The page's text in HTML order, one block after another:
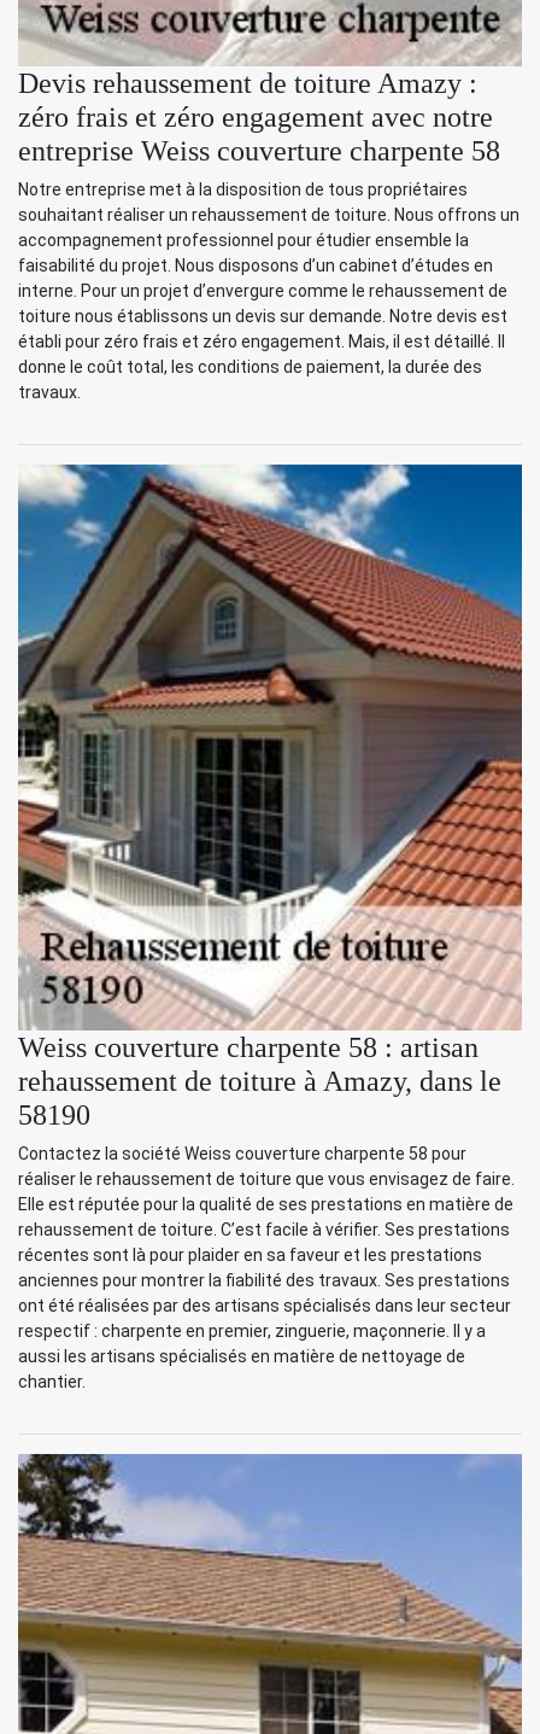
Devis rehaussement de toiture Amazy :
zéro frais et zéro engagement avec notre
entreprise Weiss couverture charpente 58
Notre entreprise met à la disposition de tous propriétaires
souhaitant réaliser un rehaussement de toiture. Nous offrons un
accompagnement professionnel pour étudier ensemble la
faisabilité du projet. Nous disposons d’un cabinet d’études en
interne. Pour un projet d’envergure comme le rehaussement de
toiture nous établissons un devis sur demande. Notre devis est
établi pour zéro frais et zéro engagement. Mais, il est détaillé. Il
donne le coût total, les conditions de paiement, la durée des
travaux.
Weiss couverture charpente 58 : artisan
rehaussement de toiture à Amazy, dans le
58190
Contactez la société Weiss couverture charpente 58 pour
réaliser le rehaussement de toiture que vous envisagez de faire.
Elle est réputée pour la qualité de ses prestations en matière de
rehaussement de toiture. C’est facile à vérifier. Ses prestations
récentes sont là pour plaider en sa faveur et les prestations
anciennes pour montrer la fiabilité des travaux. Ses prestations
ont été réalisées par des artisans spécialisés dans leur secteur
respectif : charpente en premier, zinguerie, maçonnerie. Il y a
aussi les artisans spécialisés en matière de nettoyage de
chantier.